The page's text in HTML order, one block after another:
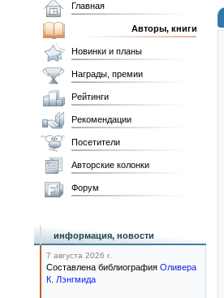
Главная
Авторы, книги
Новинки и планы
Награды, премии
Рейтинги
Рекомендации
Посетители
Авторские колонки
Форум
информация, новости
7 августа 2026 г.
Составлена библиография Оливера
К. Лэнгмида